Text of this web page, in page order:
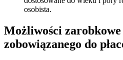
osobista.
Możliwości
zobowiązanego do